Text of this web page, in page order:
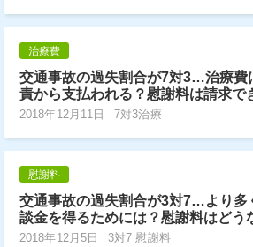
治療費
交通事故の過失割合が7対3…治療費
責から支払われる？慰謝料は請求で
2018年12月11日 7対3治療
慰謝料
交通事故の過失割合が3対7…より多
談金を得るためには？慰謝料はどう
2018年12月5日 3対7 慰謝料